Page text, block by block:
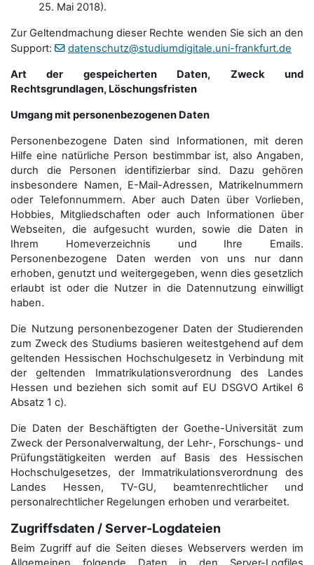
25. Mai 2018).
Zur Geltendmachung dieser Rechte wenden Sie sich an den
Support:
datenschutz@studiumdigitale.uni-frankfurt.de
Art der gespeicherten Daten, Zweck und
Rechtsgrundlagen, Löschungsfristen
Umgang mit personenbezogenen Daten
Personenbezogene Daten sind Informationen, mit deren
Hilfe eine natürliche Person bestimmbar ist, also Angaben,
durch die Personen identifizierbar sind. Dazu gehören
insbesondere Namen, E-Mail-Adressen, Matrikelnummern
oder Telefonnummern. Aber auch Daten über Vorlieben,
Hobbies, Mitgliedschaften oder auch Informationen über
Webseiten, die aufgesucht wurden, sowie die Daten in
Ihrem Homeverzeichnis und Ihre Emails.
Personenbezogene Daten werden von uns nur dann
erhoben, genutzt und weitergegeben, wenn dies gesetzlich
erlaubt ist oder die Nutzer in die Datennutzung einwilligt
haben.
Die Nutzung personenbezogener Daten der Studierenden
zum Zweck des Studiums basieren weitestgehend auf dem
geltenden Hessischen Hochschulgesetz in Verbindung mit
der geltenden Immatrikulationsverordnung des Landes
Hessen und beziehen sich somit auf EU DSGVO Artikel 6
Absatz 1 c).
Die Daten der Beschäftigten der Goethe-Universität zum
Zweck der Personal­verwaltung, der Lehr-, Forschungs- und
Prüfungstätigkeiten werden auf Basis des Hessischen
Hochschulgesetzes, der Immatrikulations­verordnung des
Landes Hessen, TV-GU, beamtenrechtlicher und
personalrechtlicher Regelungen erhoben und verarbeitet.
Zugriffsdaten / Server-Logdateien
Beim Zugriff auf die Seiten dieses Webservers werden im